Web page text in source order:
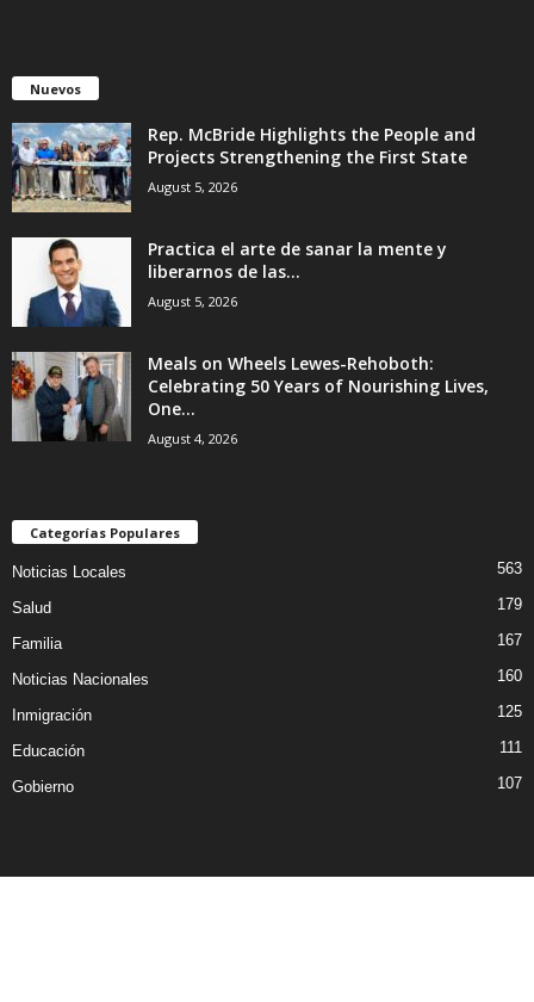
Nuevos
Rep. McBride Highlights the People and
Projects Strengthening the First State
August 5, 2026
Practica el arte de sanar la mente y
liberarnos de las...
August 5, 2026
Meals on Wheels Lewes-Rehoboth:
Celebrating 50 Years of Nourishing Lives,
One...
August 4, 2026
Categorías Populares
Noticias Locales 563
Salud 179
Familia 167
Noticias Nacionales 160
Inmigración 125
Educación 111
Gobierno 107